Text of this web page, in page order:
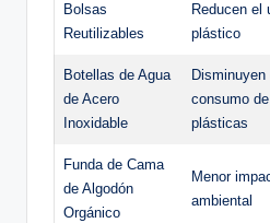
Bolsas
Reutilizables
Reducen el
plástico
Botellas de Agua
de Acero
Inoxidable
Disminuyen
consumo
plásticas
Funda de Cama
de Algodón
Orgánico
Menor
ambiental